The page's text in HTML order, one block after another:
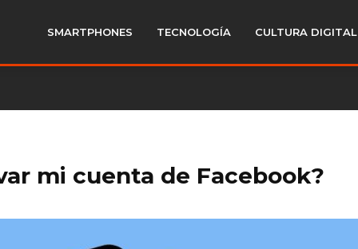
SMARTPHONES TECNOLOGÍA CULTURA DIGITAL
mi cuenta de Facebook?